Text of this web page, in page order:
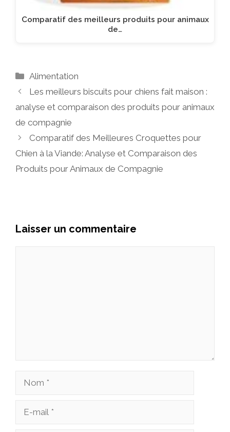
Comparatif des meilleurs produits pour animaux
de…
Catégories
Alimentation
Les meilleurs biscuits pour chiens fait maison :
analyse et comparaison des produits pour animaux
de compagnie
Comparatif des Meilleures Croquettes pour
Chien à la Viande: Analyse et Comparaison des
Produits pour Animaux de Compagnie
Laisser un commentaire
Nom